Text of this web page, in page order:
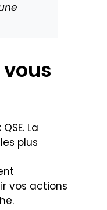
La
plus
vos actions